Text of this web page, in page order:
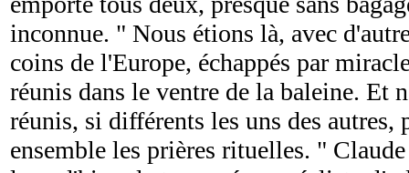
inconnue. " Nous étions là, avec
coins de l'Europe, échappés par
réunis dans le ventre de la baleine. Et
réunis, si différents les uns des autres,
ensemble les prières rituelles. "